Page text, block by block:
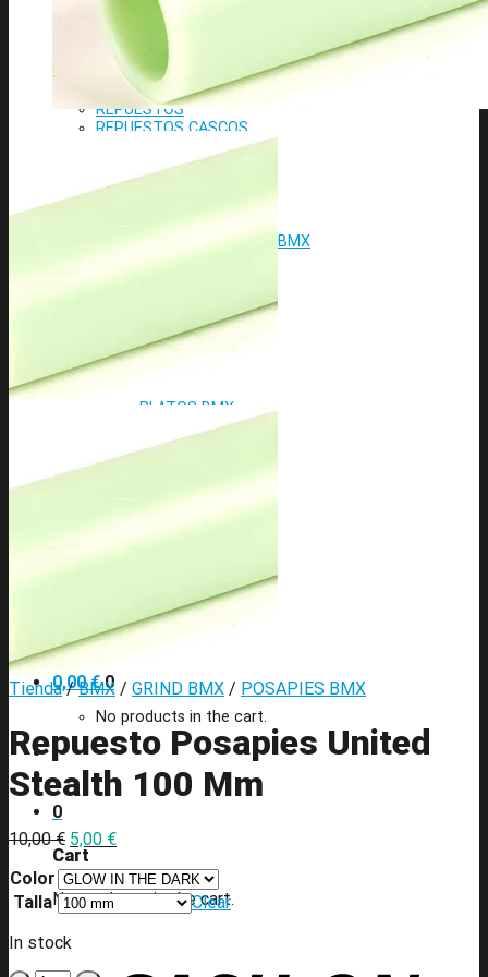
ESPINILLERAS
GAFAS
GUANTES
MUÑEQUERAS
PECHERAS/ESPALDERAS
REPUESTOS
REPUESTOS CASCOS
SETS DE PROTECCIONES
BICICLETAS COMPLETAS BMX
MANILLARES BMX
POTENCIAS BMX
PUÑOS BMX
TRANMISION BMX
PLATOS BMX
CUBIERTAS Y MAS BMX
CUBIERTAS BMX
ASIENTOS BMX
TIJAS BMX
POSAPIES BMX
Contacto
for:
0,00€ 0
No products in the cart.
0
Cart
No products in the cart.
Tienda / BMX / GRIND BMX / POSAPIES BMX
Repuesto Posapies United
Stealth 100 Mm
10,00€ 5,00 €
Color
Talla
Clear
In stock